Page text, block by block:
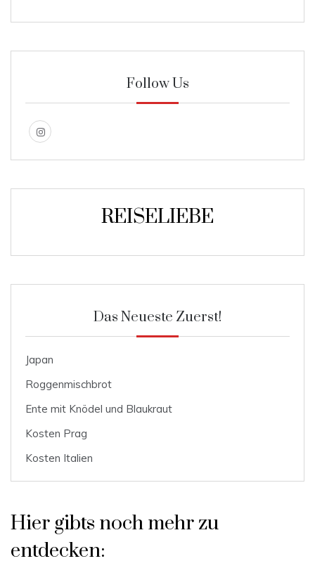
Follow Us
REISELIEBE
Das Neueste Zuerst!
Japan
Roggenmischbrot
Ente mit Knödel und Blaukraut
Kosten Prag
Kosten Italien
Hier gibts noch mehr zu
entdecken: